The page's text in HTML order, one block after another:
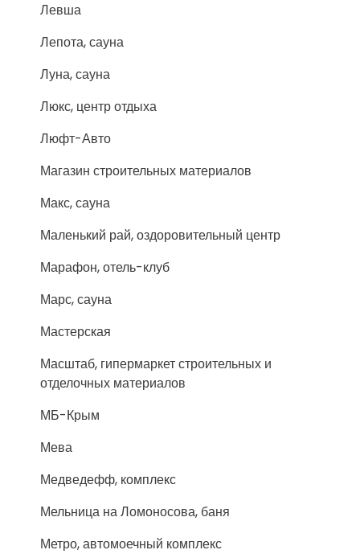
Левша
Лепота, сауна
Луна, сауна
Люкс, центр отдыха
Люфт-Авто
Магазин строительных материалов
Макс, сауна
Маленький рай, оздоровительный центр
Марафон, отель-клуб
Марс, сауна
Мастерская
Масштаб, гипермаркет строительных и
отделочных материалов
МБ-Крым
Мева
Медведефф, комплекс
Мельница на Ломоносова, баня
Метро, автомоечный комплекс